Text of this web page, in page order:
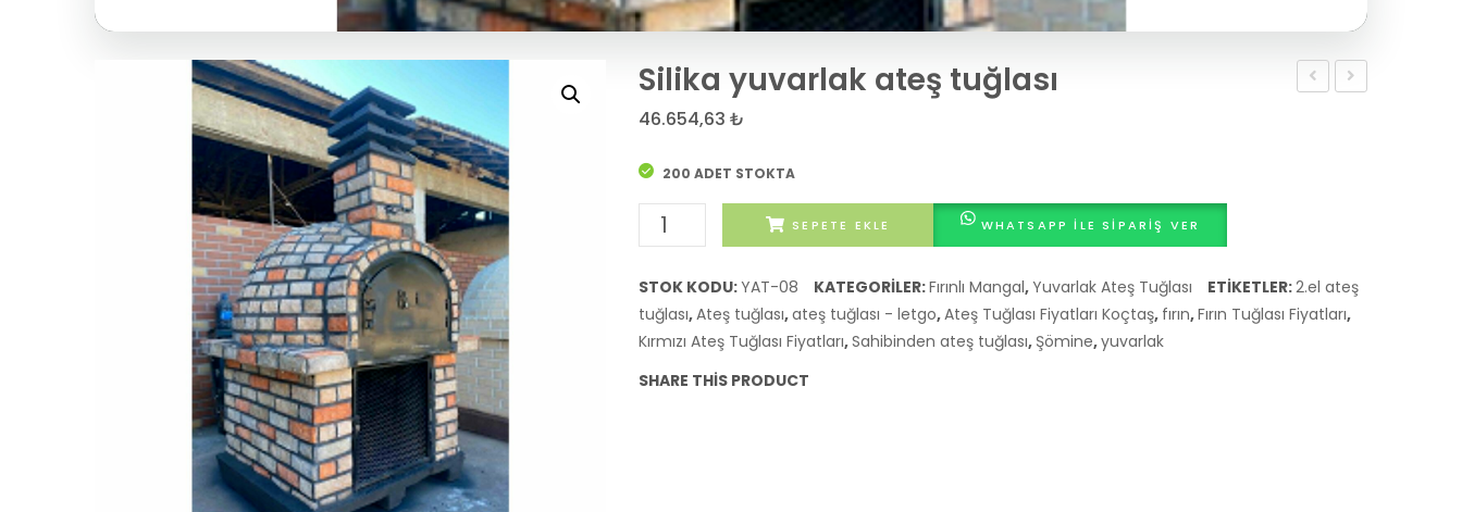
Silika yuvarlak ateş tuğlası
46.654,63 ₺
200 ADET STOKTA
Silika
yuvarlak
tuğlası
adet
SEPETE EKLE WHATSAPP ILE SIPARIŞ VER
STOK KODU:YAT-08 KATEGORILER:Fırınlı Mangal,Yuvarlak Ateş Tuğlası ETIKETLER:2.el ateş
tuğlası,Ateş tuğlası,ateş tuğlası - letgo,Ateş Tuğlası Fiyatları Koçtaş, fırın,Fırın Tuğlası Fiyatları,
Kırmızı Ateş Tuğlası Fiyatları,Sahibinden ateş tuğlası, Şömine,yuvarlak
SHARE THIS PRODUCT